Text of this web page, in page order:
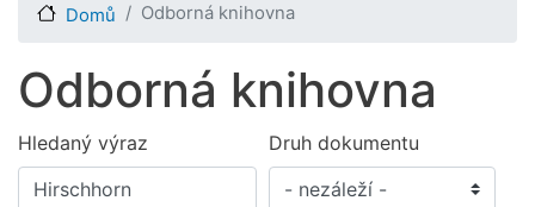
Domů Odborná knihovna
Odborná knihovna
Hledaný výraz Druh dokumentu